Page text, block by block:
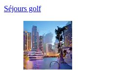
Séjours golf